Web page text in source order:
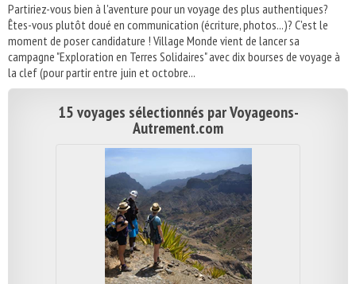
Partiriez-vous bien à l'aventure pour un voyage des plus authentiques?
Êtes-vous plutôt doué en communication (écriture, photos...)? C'est le
moment de poser candidature ! Village Monde vient de lancer sa
campagne "Exploration en Terres Solidaires" avec dix bourses de voyage à
la clef (pour partir entre juin et octobre...
15 voyages sélectionnés par Voyageons-
Autrement.com